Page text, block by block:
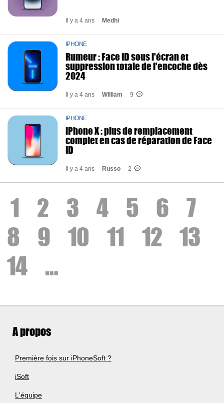
Il y a 4 ans Medhi
IPHONE
Rumeur : Face ID sous l'écran et
suppression totale de l'encoche dès
2024
Il y a 4 ans William 9
IPHONE
iPhone X : plus de remplacement
complet en cas de réparation de Face
ID
Il y a 4 ans Russo 2
1 2 3 4 5 6 7
8 9 10 11 12 13
14 …
A propos
Première fois sur iPhoneSoft ?
iSoft
L'équipe